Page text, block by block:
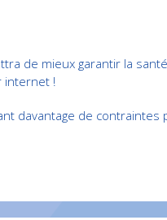
de mieux garantir la
internet !
davantage de